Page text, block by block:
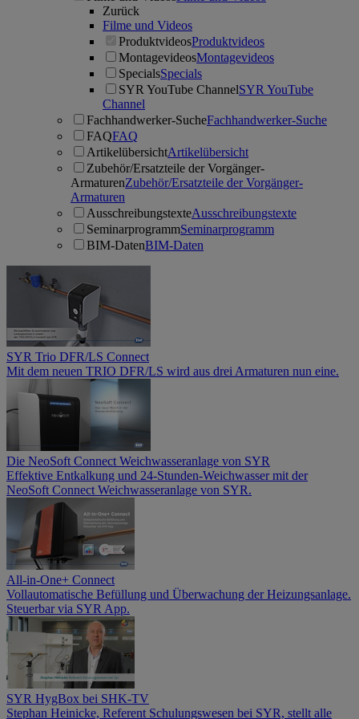
Zurück
Filme und Videos
ProduktvideosProduktvideos
MontagevideosMontagevideos
SpecialsSpecials
SYR YouTube ChannelSYR YouTube
Channel
Fachhandwerker-SucheFachhandwerker-Suche
FAQFAQ
ArtikelübersichtArtikelübersicht
Zubehör/Ersatzteile der Vorgänger-
ArmaturenZubehör/Ersatzteile der Vorgänger-
Armaturen
AusschreibungstexteAusschreibungstexte
SeminarprogrammSeminarprogramm
BIM-DatenBIM-Daten
SYR Trio DFR/LS Connect
Mit dem neuen TRIO DFR/LS wird aus drei Armaturen nun eine.
Die NeoSoft Connect Weichwasseranlage von SYR
Effektive Entkalkung und 24-Stunden-Weichwasser mit der
NeoSoft Connect Weichwasseranlage von SYR.
All-in-One+ Connect
Vollautomatische Befüllung und Überwachung der Heizungsanlage.
Steuerbar via SYR App.
SYR HygBox bei SHK-TV
Stephan Heinicke, Referent Schulungswesen bei SYR, stellt alle